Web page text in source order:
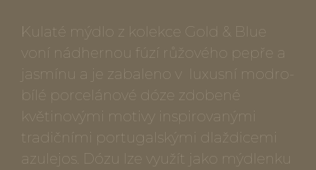
Kulaté mýdlo z kolekce Gold & Blue
voní nádhernou fúzí růžového pepře a
jasmínu a je zabaleno v luxusní modro-
bílé porcelánové dóze zdobené
květinovými motivy inspirovanými
tradičními portugalskými dlaždicemi
azulejos. Dózu lze využít jako mýdlenku